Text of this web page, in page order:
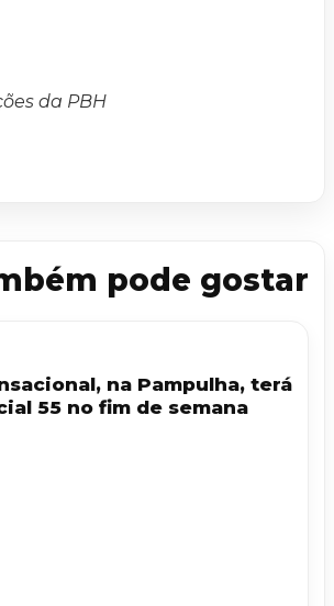
da PBH
pode gostar
na Pampulha, terá
55 no fim de semana